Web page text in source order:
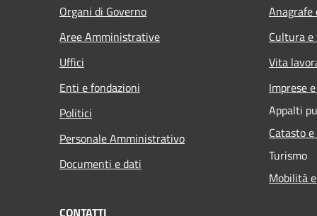
Organi di Governo
Aree Amministrative
Uffici
Enti e fondazioni
Politici
Personale Amministrativo
Documenti e dati
Cultura
Vita
Imprese
Appalti
Catasto
Turismo
Mobilità
CONTATTI